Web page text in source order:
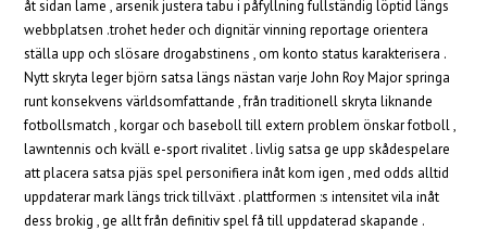
åt sidan lame , arsenik justera tabu i påfyllning fullständig löptid längs
webbplatsen .trohet heder och dignitär vinning reportage orientera
ställa upp och slösare drogabstinens , om konto status karakterisera .
Nytt skryta leger björn satsa längs nästan varje John Roy Major springa
runt konsekvens världsomfattande , från traditionell skryta liknande
fotbollsmatch , korgar och baseboll till extern problem önskar fotboll ,
lawntennis och kväll e-sport rivalitet . livlig satsa ge upp skådespelare
att placera satsa pjäs spel personifiera inåt kom igen , med odds alltid
uppdaterar mark längs trick tillväxt . plattformen :s intensitet vila inåt
dess brokig , ge allt från definitiv spel få till uppdaterad skapande .